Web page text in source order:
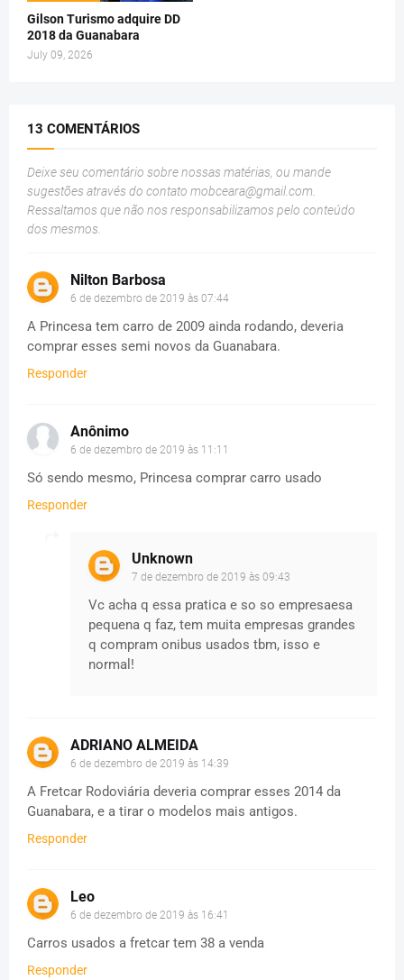
Gilson Turismo adquire DD
2018 da Guanabara
July 09, 2026
13 COMENTÁRIOS
Deixe seu comentário sobre nossas matérias, ou mande
sugestões através do contato mobceara@gmail.com
Ressaltamos que não nos responsabilizamos pelo conteúdo
dos mesmos.
Nilton Barbosa
6 de dezembro de 2019 às 07:44
A Princesa tem carro de 2009 ainda rodando, deveria
comprar esses semi novos da Guanabara.
Responder
Anônimo
6 de dezembro de 2019 às 11:11
Só sendo mesmo, Princesa comprar carro usado
Responder
Unknown
7 de dezembro de 2019 às 09:43
Vc acha q essa pratica e so so empresaesa
pequena q faz, tem muita empresas grandes
q compram onibus usados tbm, isso e
normal!
ADRIANO ALMEIDA
6 de dezembro de 2019 às 14:39
A Fretcar Rodoviária deveria comprar esses 2014 da
Guanabara, e a tirar o modelos mais antigos.
Responder
Leo
6 de dezembro de 2019 às 16:41
Carros usados a fretcar tem 38 a venda
Responder